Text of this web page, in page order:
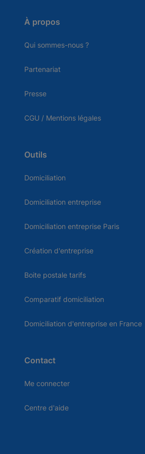
À propos
Qui sommes-nous ?
Partenariat
Presse
CGU / Mentions légales
Outils
Domiciliation
Domiciliation entreprise
Domiciliation entreprise Paris
Création d'entreprise
Boite postale tarifs
Comparatif domiciliation
Domiciliation d'entreprise en France
Contact
Me connecter
Centre d'aide